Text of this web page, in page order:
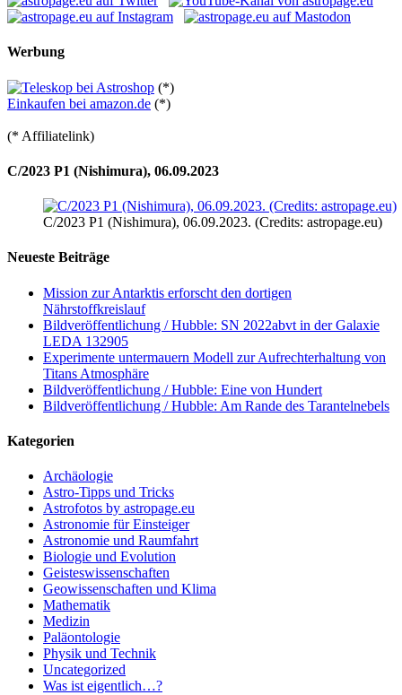
Werbung
(*)
Einkaufen bei amazon.de (*)
(* Affiliatelink)
C/2023 P1 (Nishimura), 06.09.2023
C/2023 P1 (Nishimura), 06.09.2023. (Credits: astropage.eu)
Neueste Beiträge
Mission zur Antarktis erforscht den dortigen
Nährstoffkreislauf
Bildveröffentlichung / Hubble: SN 2022abvt in der Galaxie
LEDA 132905
Experimente untermauern Modell zur Aufrechterhaltung von
Titans Atmosphäre
Bildveröffentlichung / Hubble: Eine von Hundert
Bildveröffentlichung / Hubble: Am Rande des Tarantelnebels
Kategorien
Archäologie
Astro-Tipps und Tricks
Astrofotos by astropage.eu
Astronomie für Einsteiger
Astronomie und Raumfahrt
Biologie und Evolution
Geisteswissenschaften
Geowissenschaften und Klima
Mathematik
Medizin
Paläontologie
Physik und Technik
Uncategorized
Was ist eigentlich…?